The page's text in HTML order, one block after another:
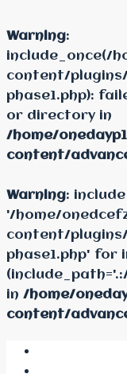
Warning:
include_once(/
content/
phase1.php):
or directory in
/home/
content/
Warning:
'/home/
content/
phase1.php' for
in /home/
content/